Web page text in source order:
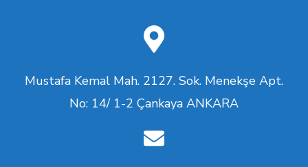
Mustafa Kemal Mah. 2127. Sok. Menekşe Apt.
No: 14/ 1-2 Çankaya ANKARA